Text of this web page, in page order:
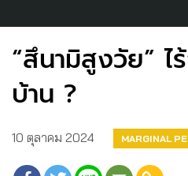
“สึนามิสูงวัย” ไ
บ้าน ?
10 ตุลาคม 2024 MARGINAL